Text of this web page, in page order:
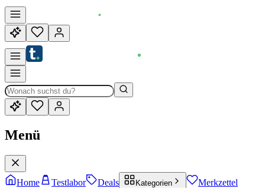
Menü
Home Testlabor Deals Kategorien Merkzettel